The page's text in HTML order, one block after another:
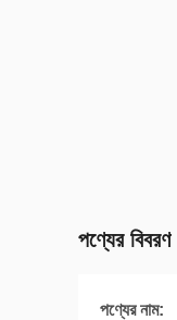
পণ্যের বিবরণ
পণ্যের নাম: